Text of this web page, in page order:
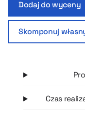
firmowy, podkreślający
Dodaj do wyceny
Skomponuj
Czas